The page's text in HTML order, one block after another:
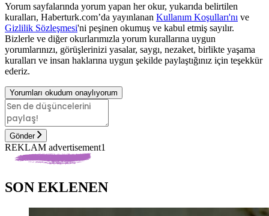
Yorum sayfalarında yorum yapan her okur, yukarıda belirtilen
kuralları, Haberturk.com’da yayınlanan Kullanım Koşulları'nı ve
Gizlilik Sözleşmesi'ni peşinen okumuş ve kabul etmiş sayılır.
Bizlerle ve diğer okurlarımızla yorum kurallarına uygun
yorumlarınızı, görüşlerinizi yasalar, saygı, nezaket, birlikte yaşama
kuralları ve insan haklarına uygun şekilde paylaştığınız için teşekkür
ederiz.
Yorumları okudum onaylıyorum
Gönder
REKLAM advertisement1
SON EKLENEN